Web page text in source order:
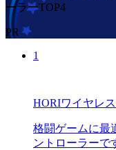
ーラーTOP4
PR
1
HORIワイヤレ
格闘ゲームに最
ントローラーで